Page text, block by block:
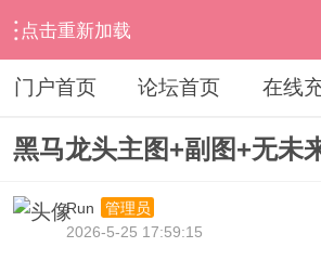
点击重新加载
› 通达信指标公式 › 综合指标 › 内容
门户首页 论坛首页 在线
黑马龙头主图+副图+无未
Run
管理员
2026-5-25 17:59:15